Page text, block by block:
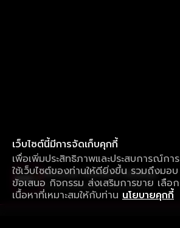
เว็บไซต์นี้มีการจัดเก็บคุกกี้
เพื่อเพิ่มประสิทธิภาพและประสบการณ์การ
ใช้เว็บไซต์ของท่านให้ดียิ่งขึ้น รวมถึงมอบ
ข้อเสนอ กิจกรรม ส่งเสริมการขาย เลือก
เนื้อหาที่เหมาะสมให้กับท่าน นโยบายคุกกี้
ใช้งานแอป ลื่นไหลกว่า ไม่มีสะดุด
ดาวน์โหลดแอปเพื่อการรับชมที่ดีกว่า